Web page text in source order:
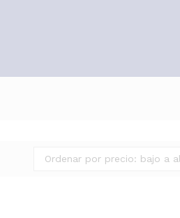
Ordenar por precio: bajo a